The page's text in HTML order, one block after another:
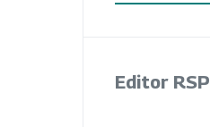
Editor RSP